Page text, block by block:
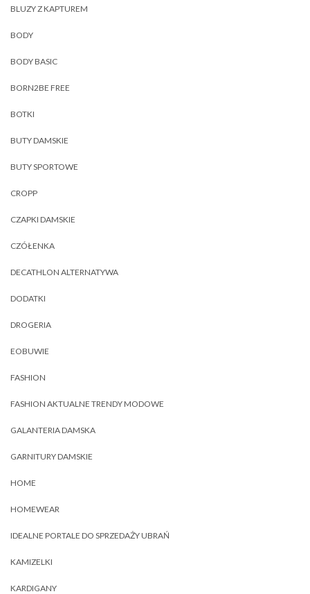
BLUZY Z KAPTUREM
BODY
BODY BASIC
BORN2BE FREE
BOTKI
BUTY DAMSKIE
BUTY SPORTOWE
CROPP
CZAPKI DAMSKIE
CZÓŁENKA
DECATHLON ALTERNATYWA
DODATKI
DROGERIA
EOBUWIE
FASHION
FASHION AKTUALNE TRENDY MODOWE
GALANTERIA DAMSKA
GARNITURY DAMSKIE
HOME
HOMEWEAR
IDEALNE PORTALE DO SPRZEDAŻY UBRAŃ
KAMIZELKI
KARDIGANY